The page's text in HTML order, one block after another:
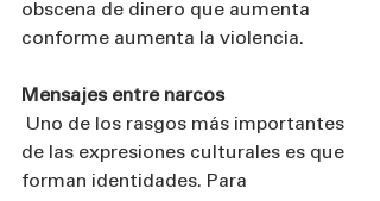
obscena de dinero que aumenta
conforme aumenta la violencia.
Mensajes entre narcos
Uno de los rasgos más importantes
de las expresiones culturales es que
forman identidades. Para